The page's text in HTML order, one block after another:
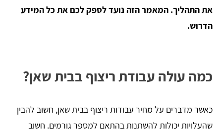
את התהליך. המאמר הזה נועד לספק לכם את כל המידע
הדרוש.
כמה עולה עבודת ריצוף בבית שאן?
כאשר מדברים על מחיר עבודות ריצוף בבית שאן, חשוב להבין
שהעלויות יכולות להשתנות בהתאם למספר גורמים. חשוב